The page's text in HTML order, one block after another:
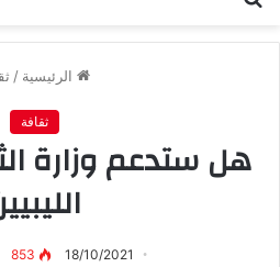
الرئيسية /
ثقافة
هل ستدعم وزارة
18/10/2021
853